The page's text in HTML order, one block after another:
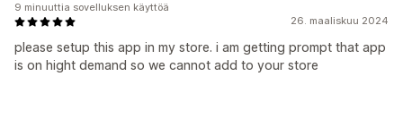
26. maaliskuu 2024
please setup this app in my store. i am getting prompt that app
is on hight demand so we cannot add to your store
9 minuuttia sovelluksen käyttöä